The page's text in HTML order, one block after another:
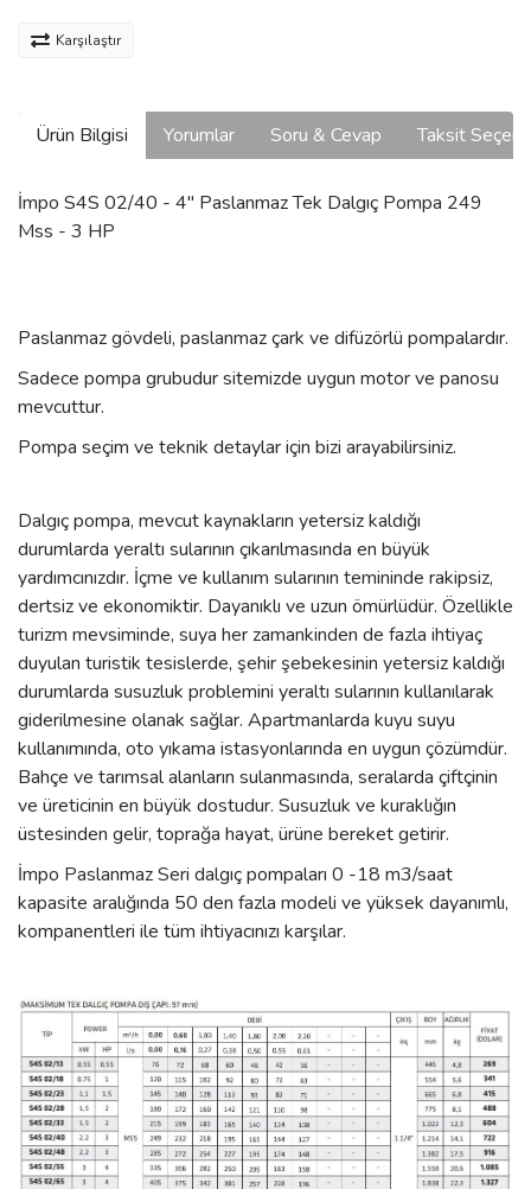
Karşılaştır
Ürün Bilgisi Yorumlar Soru & Cevap Taksit
İmpo S4S 02/40 - 4'' Paslanmaz Tek Dalgıç Pompa 249
Mss - 3 HP
Paslanmaz gövdeli, paslanmaz çark ve difüzörlü pompalardır.
Sadece pompa grubudur sitemizde uygun motor ve panosu
mevcuttur.
Pompa seçim ve teknik detaylar için bizi arayabilirsiniz.
Dalgıç pompa, mevcut kaynakların yetersiz kaldığı
durumlarda yeraltı sularının çıkarılmasında en büyük
yardımcınızdır. İçme ve kullanım sularının temininde rakipsiz,
dertsiz ve ekonomiktir. Dayanıklı ve uzun ömürlüdür. Özellikle
turizm mevsiminde, suya her zamankinden de fazla ihtiyaç
duyulan turistik tesislerde, şehir şebekesinin yetersiz kaldığı
durumlarda susuzluk problemini yeraltı sularının kullanılarak
giderilmesine olanak sağlar. Apartmanlarda kuyu suyu
kullanımında, oto yıkama istasyonlarında en uygun çözümdür.
Bahçe ve tarımsal alanların sulanmasında, seralarda çiftçinin
ve üreticinin en büyük dostudur. Susuzluk ve kuraklığın
üstesinden gelir, toprağa hayat, ürüne bereket getirir.
İmpo Paslanmaz Seri dalgıç pompaları 0 -18 m3/saat
kapasite aralığında 50 den fazla modeli ve yüksek dayanımlı,
kompanentleri ile tüm ihtiyacınızı karşılar.